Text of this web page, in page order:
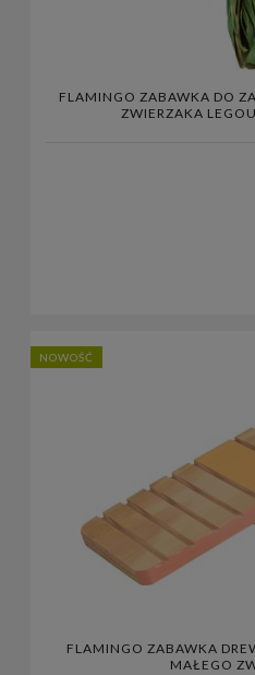
FLAMINGO ZABAWKA DO
ZWIERZAKA
FLAMINGO ZABAWKA
MAŁEGO
NOWOŚĆ